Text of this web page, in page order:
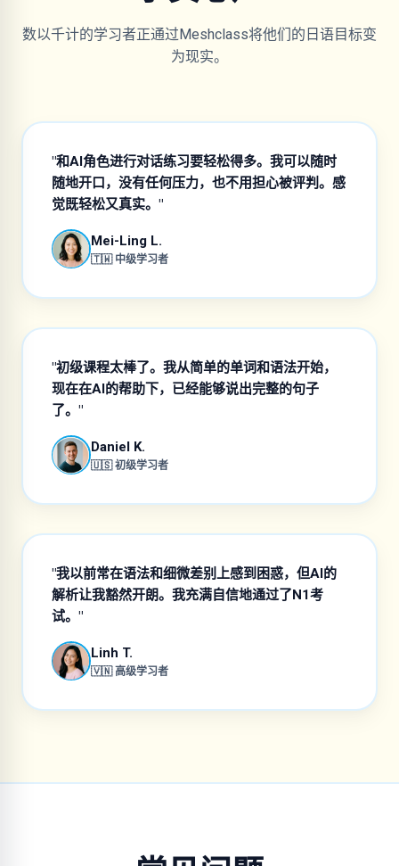
数以千计的学习者正通过Meshclass将他们的日语目标变
为现实。
"和AI角色进行对话练习要轻松得多。我可以随时
随地开口，没有任何压力，也不用担心被评判。感
觉既轻松又真实。"
Mei-Ling L.
🇹🇼 中级学习者
"初级课程太棒了。我从简单的单词和语法开始，
现在在AI的帮助下，已经能够说出完整的句子
了。"
Daniel K.
🇺🇸 初级学习者
"我以前常在语法和细微差别上感到困惑，但AI的
解析让我豁然开朗。我充满自信地通过了N1考
试。"
Linh T.
🇻🇳 高级学习者